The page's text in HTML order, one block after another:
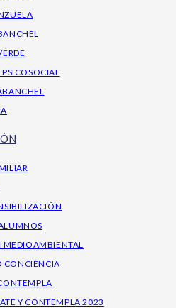
MEDIOAMBIENTAL
CONCIENCIA
Y CONTEMPLA 2023